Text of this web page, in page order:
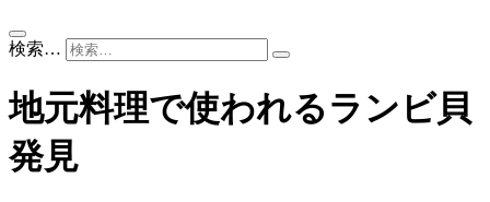
検索…
地元料理で使われるランビ貝
発見